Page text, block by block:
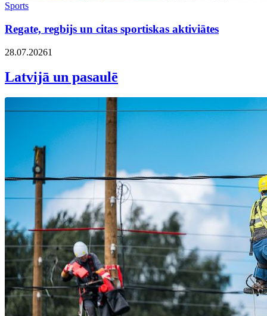
Sports
Regate, regbijs un citas sportiskas aktiviātes
28.07.20261
Latvijā un pasaulē